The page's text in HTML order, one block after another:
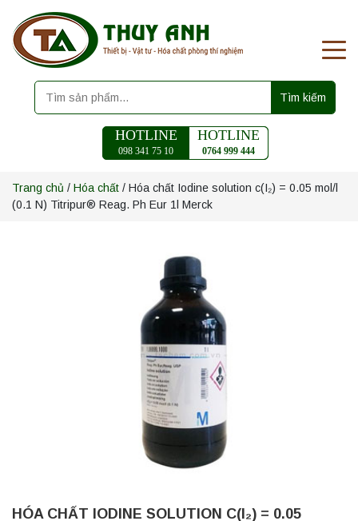
Tìm kiếm
HOTLINE
098 341 75 10
HOTLINE
0764 999 444
Trang chủ / Hóa chất / Hóa chất Iodine solution c(I₂) = 0.05 mol/l
(0.1 N) Titripur® Reag. Ph Eur 1l Merck
HÓA CHẤT IODINE SOLUTION C(I₂) = 0.05